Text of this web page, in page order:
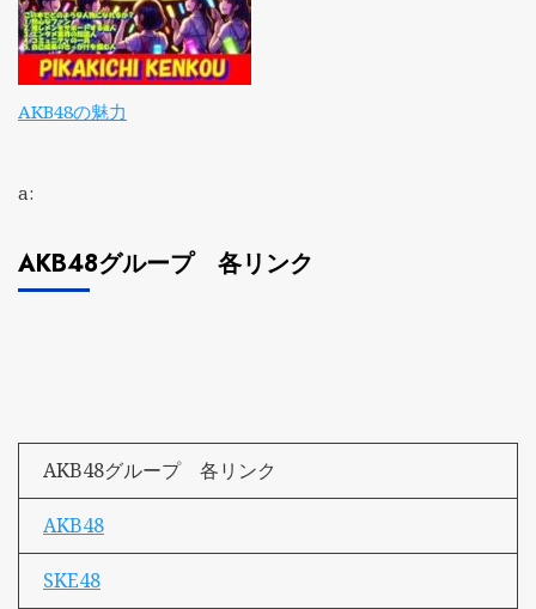
AKB48の魅力
a:
AKB48グループ 各リンク
AKB48グループ 各リンク
AKB48
SKE48